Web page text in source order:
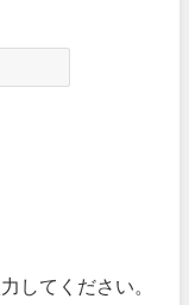
してください。